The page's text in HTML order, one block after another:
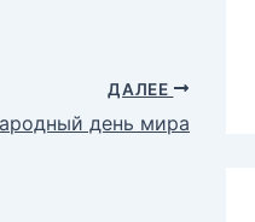
ДАЛЕЕ
день мира